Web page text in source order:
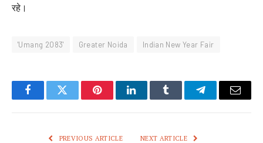
रहे।
'Umang 2083' Greater Noida Indian New Year Fair
FacebookTwitter PinterestLinkedInTumblr TelegramEmail
PREVIOUS ARTICLE NEXT ARTICLE